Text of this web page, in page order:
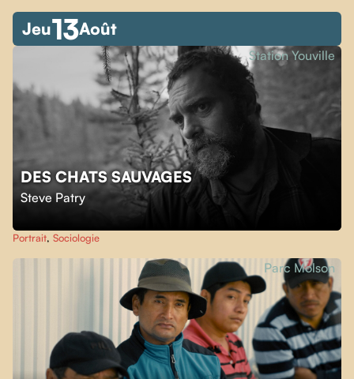
Jeu13Août
DES CHATS SAUVAGES
Steve Patry
Station Youville
Portrait, Sociologie
Parc Molson